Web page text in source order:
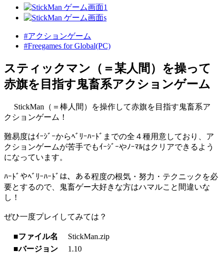
#アクションゲーム
#Freegames for Global(PC)
スティックマン（＝某人間）を操って
赤旗を目指す鬼畜系アクションゲーム
StickMan（＝棒人間）を操作して赤旗を目指す鬼畜系ア
クションゲーム！
難易度はｲｰｼﾞｰからﾍﾞﾘｰﾊｰﾄﾞまでの全４種用意しており、ア
クションゲームが苦手でもｲｰｼﾞｰやﾉｰﾏﾙはクリアできるよう
になっています。
ﾊｰﾄﾞやﾍﾞﾘｰﾊｰﾄﾞは、ある程度の根気・努力・テクニックを必
要とするので、鬼畜ゲー大好きな方はハマルこと間違いな
し！
ぜひ一度プレイしてみては？
■ファイル名
StickMan.zip
■バージョン
1.10